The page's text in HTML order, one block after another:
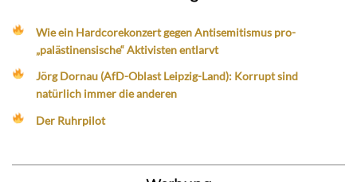
Wie ein Hardcorekonzert gegen Antisemitismus pro-
„palästinensische“ Aktivisten entlarvt
Jörg Dornau (AfD-Oblast Leipzig-Land): Korrupt sind
natürlich immer die anderen
Der Ruhrpilot